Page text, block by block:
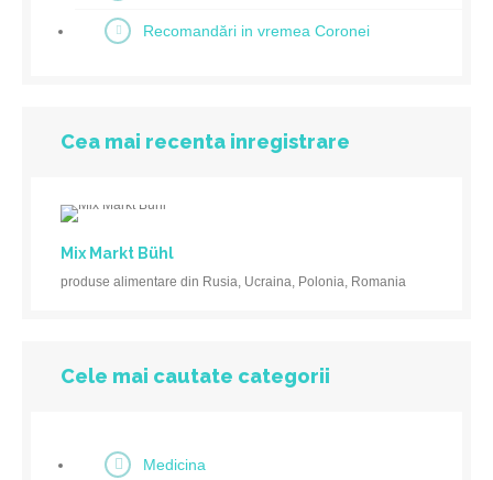
Recomandări in vremea Coronei
Cea mai recenta inregistrare
Mix Markt Bühl
produse alimentare din Rusia, Ucraina, Polonia, Romania
Cele mai cautate categorii
Medicina